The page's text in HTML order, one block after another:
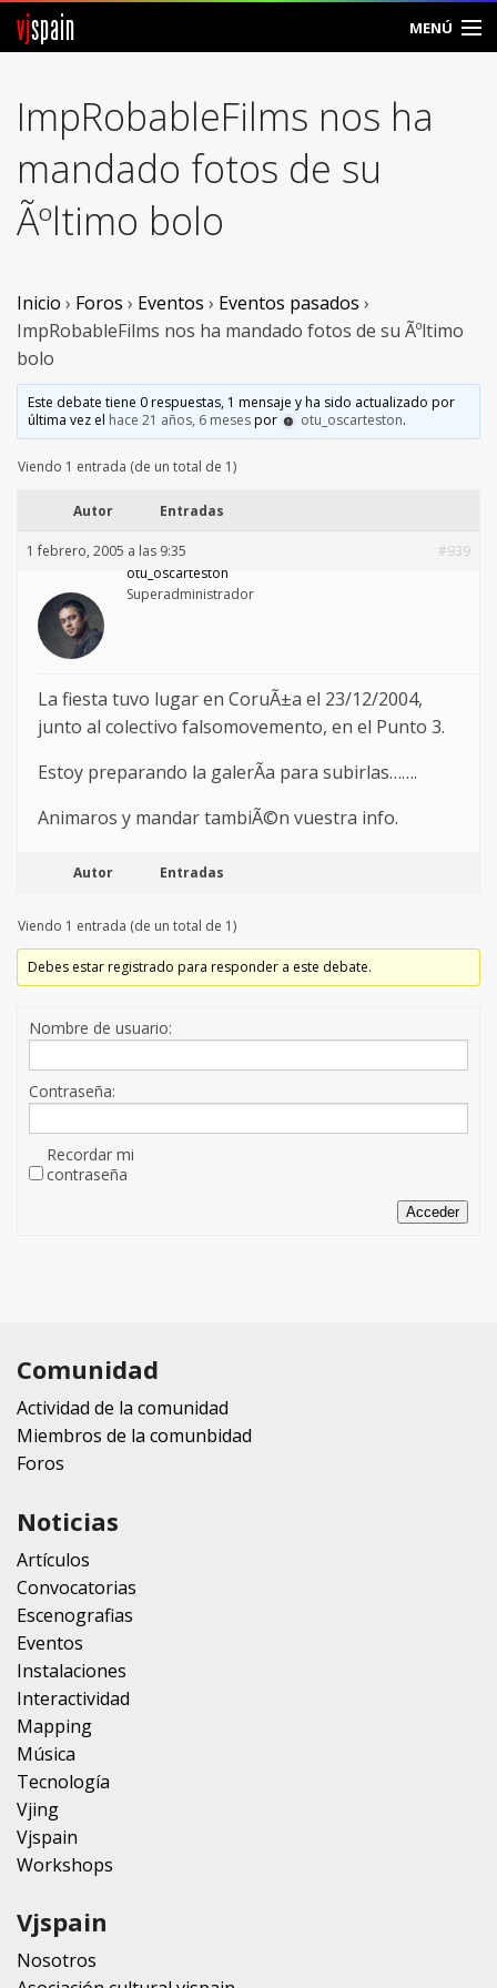
vjspain MENÚ
Foros
Noticias
Vjspain
Ayuda
Contacto
Entrar
ImpRobableFilms nos ha
mandado fotos de su
Ãºltimo bolo
Inicio › Foros › Eventos › Eventos pasados ›
ImpRobableFilms nos ha mandado fotos de su Ãºltimo
bolo
Este debate tiene 0 respuestas, 1 mensaje y ha sido actualizado por
última vez el hace 21 años, 6 mesespor otu_oscarteston.
Viendo 1 entrada (de un total de 1)
Autor Entradas
1 febrero, 2005 a las 9:35
#939
otu_oscarteston
Superadministrador
La fiesta tuvo lugar en CoruÃ±a el 23/12/2004,
junto al colectivo falsomovemento, en el Punto 3.
Estoy preparando la galerÃ­a para subirlas…….
Animaros y mandar tambiÃ©n vuestra info.
Autor Entradas
Viendo 1 entrada (de un total de 1)
Debes estar registrado para responder a este debate.
Nombre de usuario:
Contraseña:
Recordar mi
contraseña
Acceder
Comunidad
Actividad de la comunidad
Miembros de la comunbidad
Foros
Noticias
Artículos
Convocatorias
Escenografias
Eventos
Instalaciones
Interactividad
Mapping
Música
Tecnología
Vjing
Vjspain
Workshops
Vjspain
Nosotros